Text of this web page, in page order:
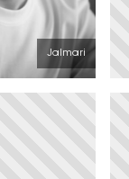
Jalmari